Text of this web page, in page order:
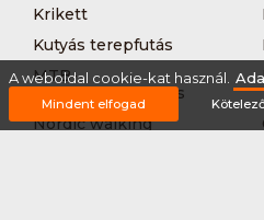
Krikett
Kutyás terepfutás
MTB-
hegyikerékpározás
Nordic walking
A weboldal cookie-kat használ.
Mindent elfogad